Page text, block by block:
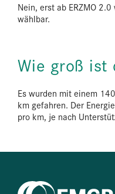
Nein, erst ab ERZMO
wählbar.
Wie groß ist
Es wurden mit einem
km gefahren. Der
pro km, je nach